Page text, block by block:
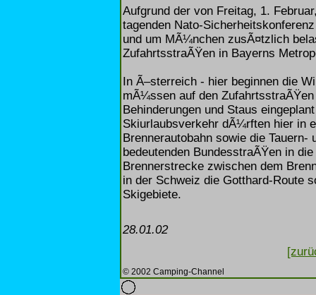
Aufgrund der von Freitag, 1.
tagenden Nato-
und um MÃ¼nchen zusÃ¤tzlich
ZufahrtsstraÃŸen in Bayerns
In Ã–sterreich - hier beginnen die
mÃ¼ssen auf den
Behinderungen und Staus
Skiurlaubsverkehr dÃ¼rften hier in
Brennerautobahn sowie die
bedeutenden BundesstraÃŸen in
Brennerstrecke zwischen dem
in der Schweiz die Gotthard-Route
Skigebiete.
28.01.02
© 2002 Camping-Channel